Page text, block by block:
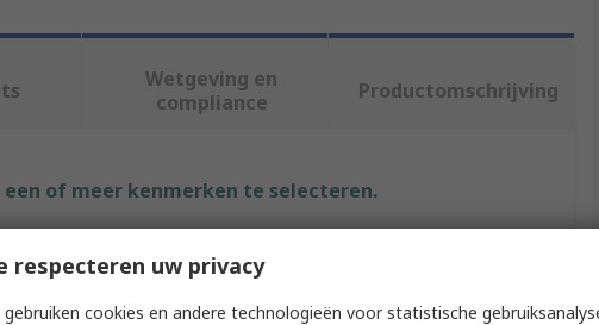
Wetgeving en
compliance
Productomschrijving
of meer kenmerken te selecteren.
respecteren uw privacy
gebruiken cookies en andere technologieën voor statistische